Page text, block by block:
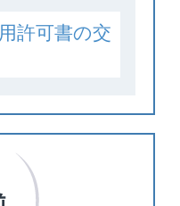
許可書の交